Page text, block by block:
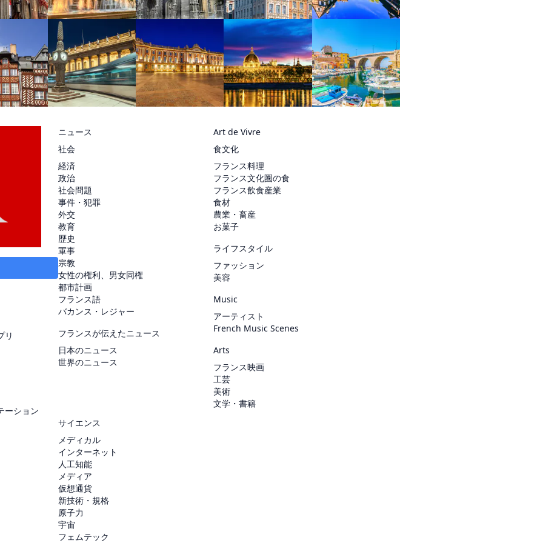
リ
ーション
ニュース
社会
経済
政治
社会問題
事件・犯罪
外交
教育
歴史
軍事
宗教
女性の権利、男女同権
都市計画
フランス語
バカンス・レジャー
フランスが伝えたニュース
日本のニュース
世界のニュース
Art de Vivre
食文化
フランス料理
フランス文化圏の食
フランス飲食産業
食材
農業・畜産
お菓子
ライフスタイル
ファッション
美容
Music
アーティスト
French Music Scenes
Arts
フランス映画
工芸
美術
文学・書籍
サイエンス
メディカル
インターネット
人工知能
メディア
仮想通貨
新技術・規格
原子力
宇宙
フェムテック